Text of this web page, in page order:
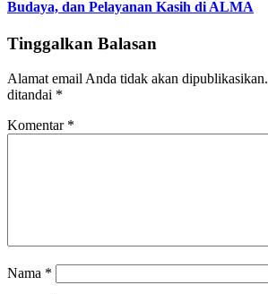
Budaya, dan Pelayanan Kasih di ALMA
Tinggalkan Balasan
Alamat email Anda tidak akan dipublikasikan.
ditandai *
Komentar *
Nama *